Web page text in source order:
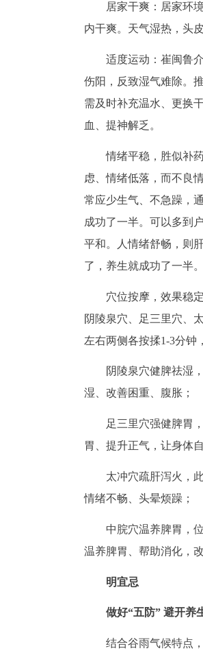
居家干爽：居家环
内干爽。天气湿热，头
适度运动：崔闽鲁
伤阳，反致湿气难除。
需及时补充温水、更换
血、提神解乏。
情绪平稳，胜似补
虑、情绪低落，而不良
常应少生气、不急躁，
成功了一半。可以多到
平和。人情绪舒畅，则
了，养生就成功了一半。
穴位按摩，效果稳
阴陵泉穴、足三里穴、
左右两侧各按揉1-3分钟
阴陵泉穴健脾祛湿
湿、改善困重、腹胀；
足三里穴强健脾胃
胃、提升正气，让身体
太冲穴疏肝泻火，
情绪不畅、头晕烦躁；
中脘穴温养脾胃，
温养脾胃、帮助消化，
明宜忌
做好“五防” 避开养
结合谷雨气候特点